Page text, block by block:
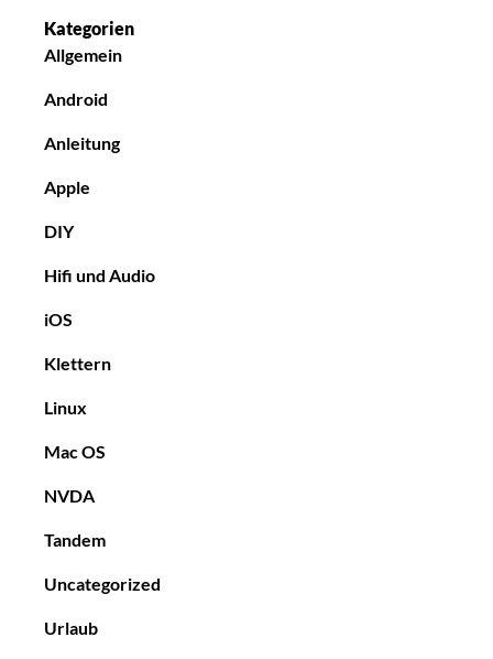
Kategorien
Allgemein
Android
Anleitung
Apple
DIY
Hifi und Audio
iOS
Klettern
Linux
Mac OS
NVDA
Tandem
Uncategorized
Urlaub